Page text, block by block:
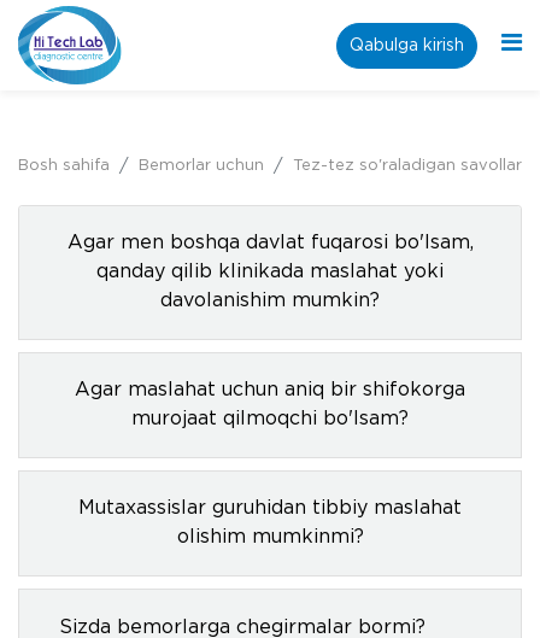
Qabulga kirish
Bosh sahifa Bemorlar uchun Tez-tez so'raladigan savollar
Agar men boshqa davlat fuqarosi bo'lsam,
qanday qilib klinikada maslahat yoki
davolanishim mumkin?
Agar maslahat uchun aniq bir shifokorga
murojaat qilmoqchi bo'lsam?
Mutaxassislar guruhidan tibbiy maslahat
olishim mumkinmi?
Sizda bemorlarga chegirmalar bormi?